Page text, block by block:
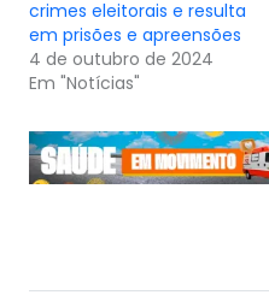
crimes eleitorais e resulta
em prisões e apreensões
4 de outubro de 2024
Em "Notícias"